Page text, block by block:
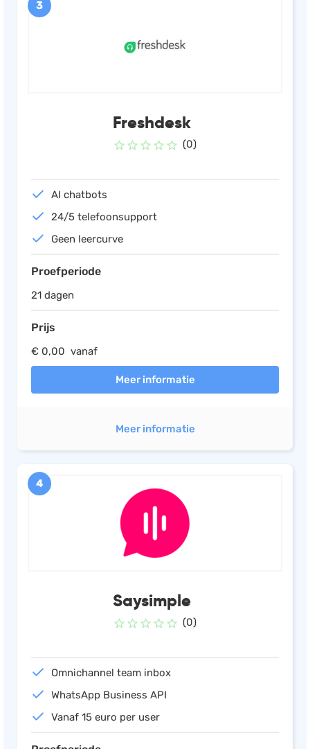
3
Freshdesk
(0)
AI chatbots
24/5 telefoonsupport
Geen leercurve
Proefperiode
21 dagen
Prijs
€ 0,00 vanaf
Meer informatie
Meer informatie
4
Saysimple
(0)
Omnichannel team inbox
WhatsApp Business API
Vanaf 15 euro per user